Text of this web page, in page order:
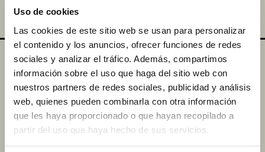
Uso de cookies
Las cookies de este sitio web se usan para personalizar
el contenido y los anuncios, ofrecer funciones de redes
sociales y analizar el tráfico. Además, compartimos
información sobre el uso que haga del sitio web con
nuestros partners de redes sociales, publicidad y análisis
web, quienes pueden combinarla con otra información
que les haya proporcionado o que hayan recopilado a
partir del uso que haya hecho de sus servicios.
Colaboradores